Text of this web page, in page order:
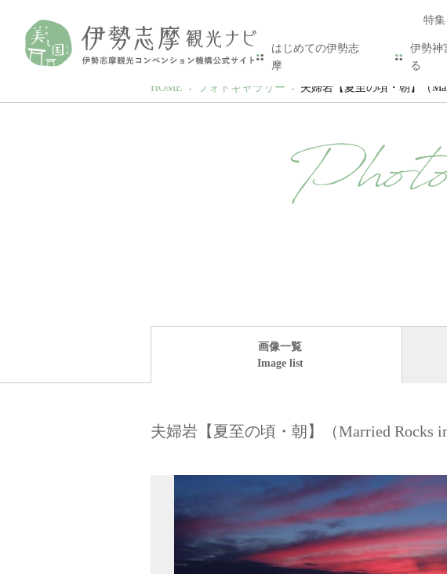
特集
はじめての伊勢志
摩
伊勢神
る
HOME フォトギャラリー 夫婦岩【夏至の頃・朝】（
画像一覧
Image list
夫婦岩【夏至の頃・朝】（Married Rocks